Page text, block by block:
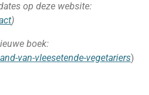
op deze website:
)
boek:
van-vleesetende-vegetariers)